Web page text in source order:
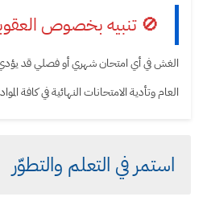
🚫 تنبيه بخصوص
الغش في أي امتحان شهري أو فصلي قد
العام وتأدية الامتحانات النهائية في كافة
استمر في التعلم والتطوّر